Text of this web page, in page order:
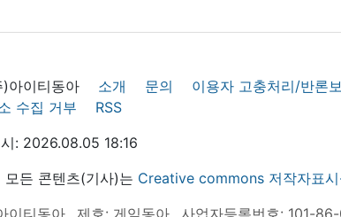
이티동아 소개 문의 이용자 고충처리/반론
수집 거부
RSS
: 2026.08.05 18:16
모든 콘텐츠(기사)는 Creative commons 저작자표
이티동아
제호: 게임동아 사업자등록번호: 101-